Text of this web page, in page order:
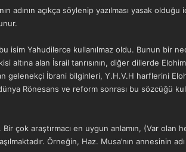
adının açıkça söylenip yazılması yasak
isim Yahudilerce kullanılmaz oldu. Bunun bir
altına alan İsrail tanrısının, diğer dillerde
gelenekçi İbrani bilginleri, Y.H.V.H harflerini
Rönesans ve reform sonrası bu sözcüğü
Bir çok araştırmacı en uygun anlamın, (Var
Örneğin, Haz. Musa’nın annesinin